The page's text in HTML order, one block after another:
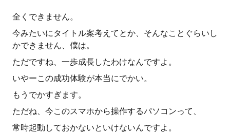
全くできません。
今みたいにタイトル案考えてとか、そんなことぐらいし
かできません、僕は。
ただですね、一歩成長したわけなんですよ。
いやーこの成功体験が本当にでかい。
もうでかすぎます。
ただね、今このスマホから操作するパソコンって、
常時起動しておかないといけないんですよ。